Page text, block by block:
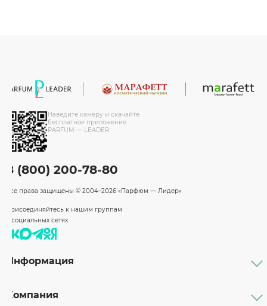
Наведите камеру и скачайте
бесплатное приложение
PARFUM — LEADER
8 (800) 200-78-80
Все права защищены © 2004–2026 «Парфюм — Лидер»
Присоединяйтесь к нашим группам
в социальных сетях
Информация
Бренды
Компания